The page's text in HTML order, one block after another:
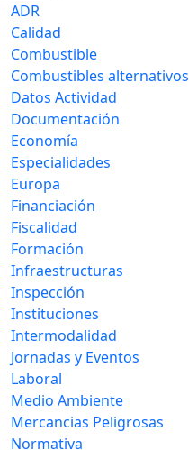
ADR
Calidad
Combustible
Combustibles alternativos
Datos Actividad
Documentación
Economía
Especialidades
Europa
Financiación
Fiscalidad
Formación
Infraestructuras
Inspección
Instituciones
Intermodalidad
Jornadas y Eventos
Laboral
Medio Ambiente
Mercancias Peligrosas
Normativa